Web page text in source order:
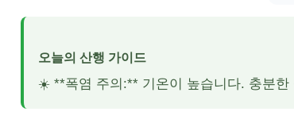
오늘의 산행 가이드
☀️ **폭염 주의:** 기온이 높습니다. 충분한